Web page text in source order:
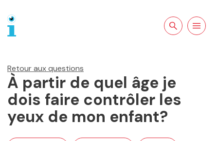
Rechercher sur
Ouvrir la
Retour aux questions
À partir de quel âge je
dois faire contrôler les
yeux de mon enfant?